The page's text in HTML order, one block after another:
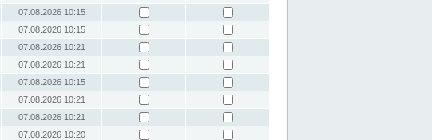
07.08.2026 10:15
07.08.2026 10:15
07.08.2026 10:21
07.08.2026 10:21
07.08.2026 10:15
07.08.2026 10:21
07.08.2026 10:21
07.08.2026 10:20